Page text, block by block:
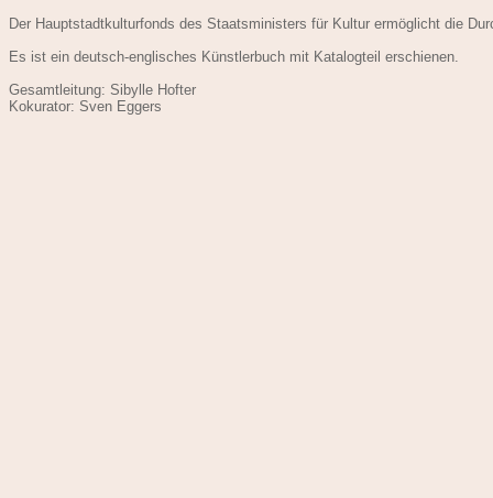
Der Hauptstadtkulturfonds des Staatsministers für Kultur ermöglicht die
Es ist ein deutsch-englisches Künstlerbuch mit Katalogteil erschienen.
Gesamtleitung: Sibylle Hofter
Kokurator: Sven Eggers